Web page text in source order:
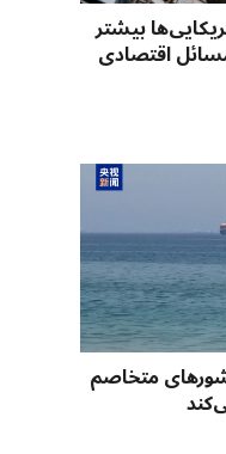
بیشتر
اقتصادی
متخاصم